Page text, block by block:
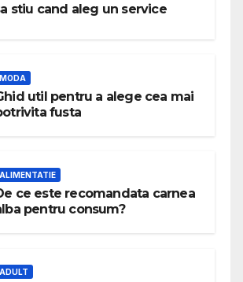
stiu cand aleg un service
MODA
util pentru a alege cea mai
fusta
ALIMENTATIE
ce este recomandata carnea
pentru consum?
ADULT